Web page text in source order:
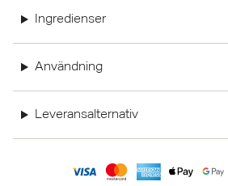
Ingredienser
Användning
Leveransalternativ